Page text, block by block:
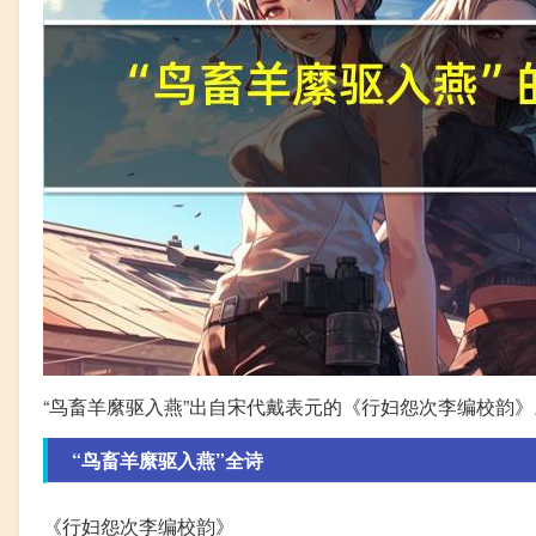
“鸟畜羊縻驱入燕”出自宋代戴表元的《行妇怨次李编校韵
“鸟畜羊縻驱入燕”全诗
《行妇怨次李编校韵》